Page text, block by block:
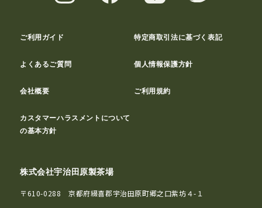
ご利用ガイド 特定商取引法に基づく表記
よくあるご質問 個人情報保護方針
会社概要 ご利用規約
カスタマーハラスメントについて
の基本方針
株式会社宇治田原製茶場
〒610-0288 京都府綴喜郡宇治田原町郷之口紫坊４-１